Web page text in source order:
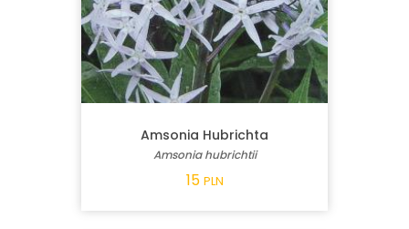
Amsonia Hubrichta
Amsonia hubrichtii
15 PLN